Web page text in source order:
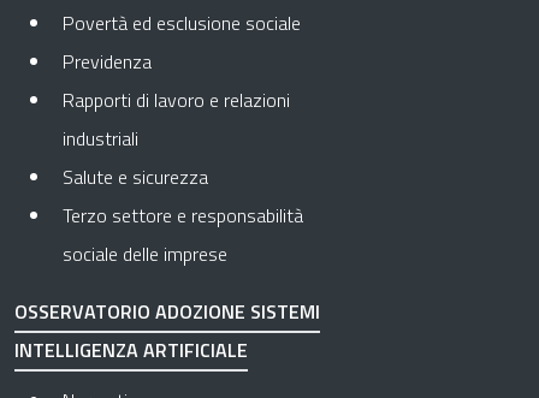
Povertà ed esclusione sociale
Previdenza
Rapporti di lavoro e relazioni
industriali
Salute e sicurezza
Terzo settore e responsabilità
sociale delle imprese
OSSERVATORIO ADOZIONE SISTEMI
INTELLIGENZA ARTIFICIALE